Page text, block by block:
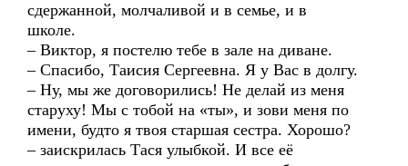
сдержанной, молчаливой и в семье, и в
школе.
– Виктор, я постелю тебе в зале на диване.
– Спасибо, Таисия Сергеевна. Я у Вас в долгу.
– Ну, мы же договорились! Не делай из меня
старуху! Мы с тобой на «ты», и зови меня по
имени, будто я твоя старшая сестра. Хорошо?
– заискрилась Тася улыбкой. И все её